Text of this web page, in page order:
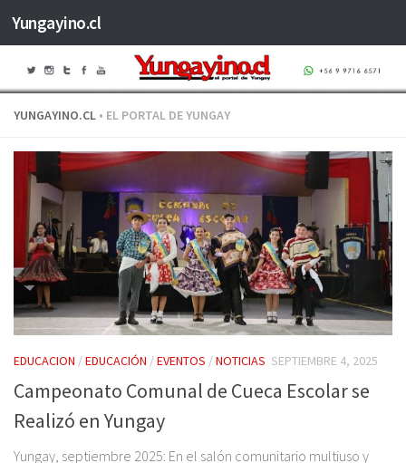
Saltar al contenido
Yungayino.cl
YUNGAYINO.CL • EL PORTAL DE YUNGAY
EDUCACION /EDUCACIÓN /EVENTOS /NOTICIAS SEPTIEMBRE 4, 2025
Campeonato Comunal de Cueca Escolar se
Realizó en Yungay
Yungay, septiembre 2025: En el salón comunitario multiuso y